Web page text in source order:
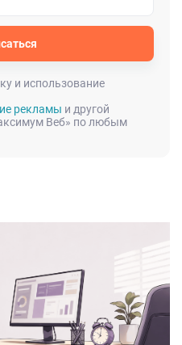
и использование
рекламы и другой
Веб» по любым